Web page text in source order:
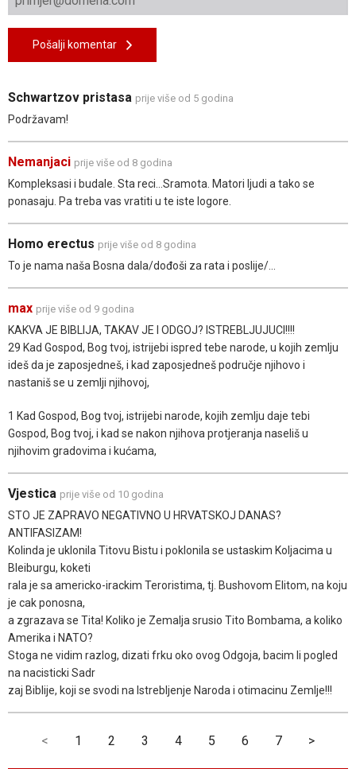
Pošalji komentar
Schwartzov pristasa prije više od 5 godina
Podržavam!
Nemanjaci prije više od 8 godina
Kompleksasi i budale. Sta reci...Sramota. Matori ljudi a tako se
ponasaju. Pa treba vas vratiti u te iste logore.
Homo erectus prije više od 8 godina
To je nama naša Bosna dala/dođoši za rata i poslije/...
max prije više od 9 godina
KAKVA JE BIBLIJA, TAKAV JE I ODGOJ? ISTREBLJUJUCI!!!!
29 Kad Gospod, Bog tvoj, istrijebi ispred tebe narode, u kojih zemlju
ideš da je zaposjedneš, i kad zaposjedneš područje njihovo i
nastaniš se u zemlji njihovoj,
1 Kad Gospod, Bog tvoj, istrijebi narode, kojih zemlju daje tebi
Gospod, Bog tvoj, i kad se nakon njihova protjeranja naseliš u
njihovim gradovima i kućama,
Vjestica prije više od 10 godina
STO JE ZAPRAVO NEGATIVNO U HRVATSKOJ DANAS?
ANTIFASIZAM!
Kolinda je uklonila Titovu Bistu i poklonila se ustaskim Koljacima u
Bleiburgu, koketi
rala je sa americko-irackim Teroristima, tj. Bushovom Elitom, na koju
je cak ponosna,
a zgrazava se Tita! Koliko je Zemalja srusio Tito Bombama, a koliko
Amerika i NATO?
Stoga ne vidim razlog, dizati frku oko ovog Odgoja, bacim li pogled
na nacisticki Sadr
zaj Biblije, koji se svodi na Istrebljenje Naroda i otimacinu Zemlje!!!
< 1 2 3 4 5 6 7 >